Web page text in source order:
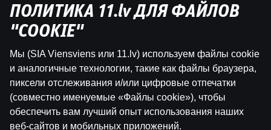
Эта игра недоступна как демо-версия.
Пожалуйста, авторизуйся, чтобы играть в
эту игру на реальные деньги.
Войти
ПОЛИТИКА 11.lv ДЛЯ ФАЙЛОВ
"COOKIE"
Мы (SIA Viensviens или 11.lv) используем файлы cookie
и аналогичные технологии, такие как файлы браузера,
пиксели отслеживания и/или цифровые отпечатки
(совместно именуемые «Файлы cookie»), чтобы
обеспечить вам лучший опыт использования наших
веб-сайтов и мобильных приложений.